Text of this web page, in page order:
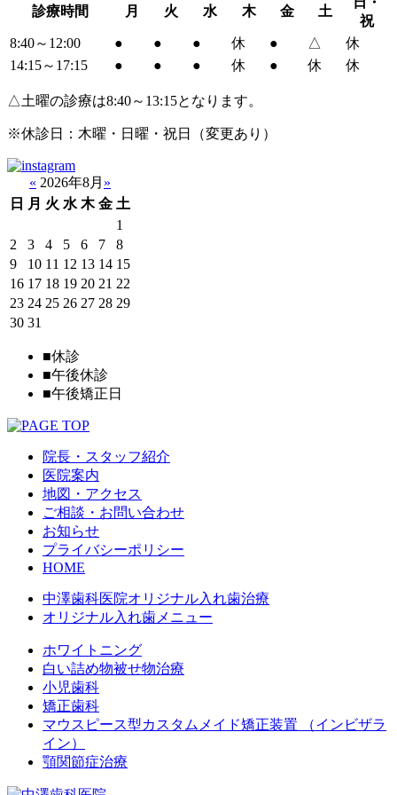
診療時間 月 火 水 木 金 土
祝
8:40～12:00
● ● ● 休 ● △
休
14:15～17:15
● ● ● 休 ● 休 休
△土曜の診療は8:40～13:15となります。
※休診日：木曜・日曜・祝日（変更あり）
« 2026年8月 »
日
月 火 水 木 金 土
1
2
3 4 5 6 7
8
9
10 11 12 13 14 15
16 17 18 19 20 21 22
23 24 25 26 27 28 29
30 31
■休診
■午後休診
■午後矯正日
院長・スタッフ紹介
医院案内
地図・アクセス
ご相談・お問い合わせ
お知らせ
プライバシーポリシー
HOME
中澤歯科医院オリジナル入れ歯治療
オリジナル入れ歯メニュー
ホワイトニング
白い詰め物被せ物治療
小児歯科
矯正歯科
マウスピース型カスタムメイド矯正装置 （インビザラ
イン）
顎関節症治療